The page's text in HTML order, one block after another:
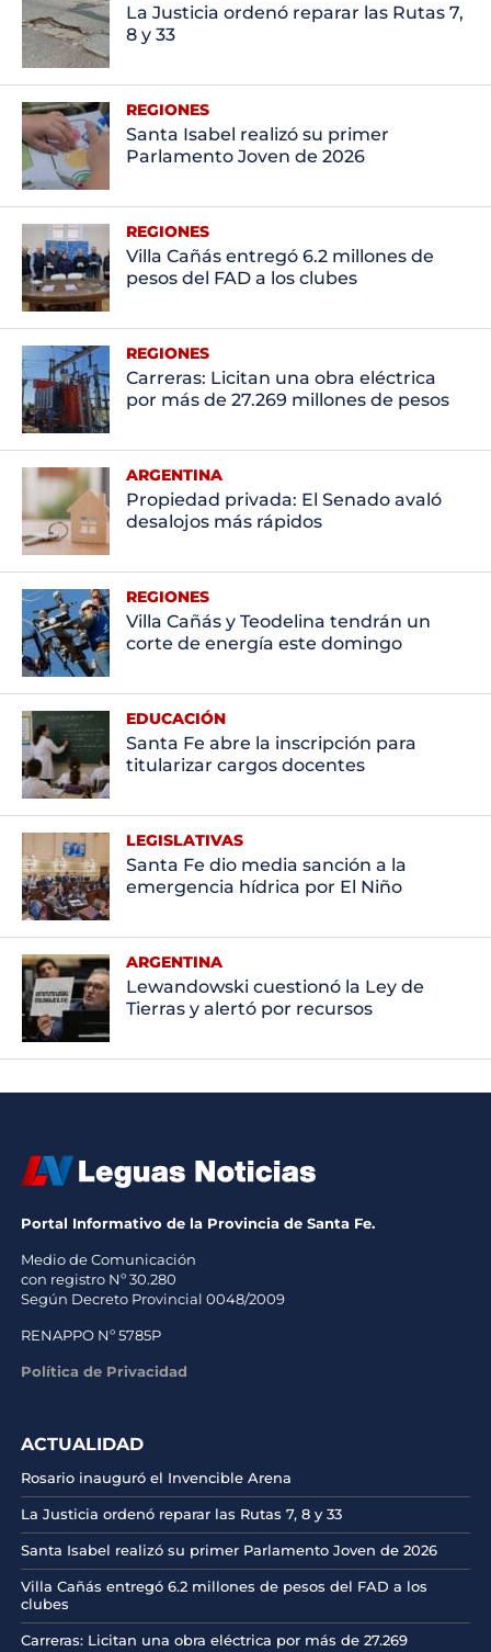
La Justicia ordenó reparar las Rutas 7,
8 y 33
REGIONES
Santa Isabel realizó su primer
Parlamento Joven de 2026
REGIONES
Villa Cañás entregó 6.2 millones de
pesos del FAD a los clubes
REGIONES
Carreras: Licitan una obra eléctrica
por más de 27.269 millones de pesos
ARGENTINA
Propiedad privada: El Senado avaló
desalojos más rápidos
REGIONES
Villa Cañás y Teodelina tendrán un
corte de energía este domingo
EDUCACIÓN
Santa Fe abre la inscripción para
titularizar cargos docentes
LEGISLATIVAS
Santa Fe dio media sanción a la
emergencia hídrica por El Niño
ARGENTINA
Lewandowski cuestionó la Ley de
Tierras y alertó por recursos
Portal Informativo de la Provincia de Santa Fe.
Medio de Comunicación
con registro Nº 30.280
Según Decreto Provincial 0048/2009
RENAPPO Nº 5785P
Política de Privacidad
ACTUALIDAD
Rosario inauguró el Invencible Arena
La Justicia ordenó reparar las Rutas 7, 8 y 33
Santa Isabel realizó su primer Parlamento Joven de 2026
Villa Cañás entregó 6.2 millones de pesos del FAD a los
clubes
Carreras: Licitan una obra eléctrica por más de 27.269